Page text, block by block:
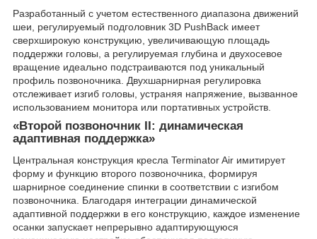
Разработанный с учетом естественного диапазона движений
шеи, регулируемый подголовник 3D PushBack имеет
сверхширокую конструкцию, увеличивающую площадь
поддержки головы, а регулируемая глубина и двухосевое
вращение идеально подстраиваются под уникальный
профиль позвоночника. Двухшарнирная регулировка
отслеживает изгиб головы, устраняя напряжение, вызванное
использованием монитора или портативных устройств.
«Второй позвоночник II: динамическая
адаптивная поддержка»
Центральная конструкция кресла Terminator Air имитирует
форму и функцию второго позвоночника, формируя
шарнирное соединение спинки в соответствии с изгибом
позвоночника. Благодаря интеграции динамической
адаптивной поддержки в его конструкцию, каждое изменение
осанки запускает непрерывно адаптирующуюся